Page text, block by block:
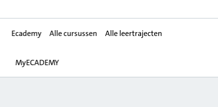
Ecademy Alle cursussen Alle leertrajecten
MyECADEMY